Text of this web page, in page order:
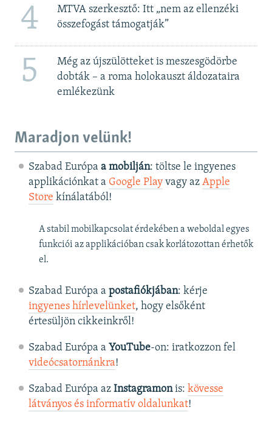
4
MTVA szerkesztő: Itt „nem az ellenzéki
összefogást támogatják”
5
Még az újszülötteket is meszesgödörbe
dobták – a roma holokauszt áldozataira
emlékezünk
Maradjon velünk!
Szabad Európa a mobilján: töltse le ingyenes
applikációnkat a Google Playvagy az Apple
Store kínálatából!
A stabil mobilkapcsolat érdekében a weboldal egyes
funkciói az applikációban csak korlátozottan érhetők
el.
Szabad Európa a postafiókjában: kérje
ingyenes hírlevelünket, hogy elsőként
értesüljön cikkeinkről!
Szabad Európa a YouTube-on: iratkozzon fel
videócsatornánkra!
Szabad Európa az Instagramonis: kövesse
látványos és informatív oldalunkat! ​